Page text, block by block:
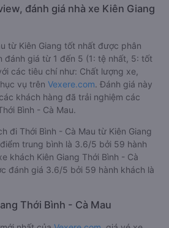
đánh giá nhà xe Kiên Giang
từ Kiên Giang tốt nhất được phân
đánh giá từ 1 đến 5 (1: tệ nhất, 5: tốt
các tiêu chí như: Chất lượng xe,
vụ trên Vexere.com. Đánh giá này
khách hàng đã trải nghiệm các
Bình - Cà Mau.
đi Thới Bình - Cà Mau từ Kiên Giang
trung bình là 3.6/5 bởi 59 hành
khách Kiên Giang Thới Bình - Cà
đánh giá 3.6/5 bởi 59 hành khách là
Thới Bình - Cà Mau